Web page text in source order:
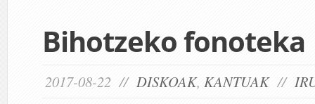
Bihotzeko fonoteka
2017-08-22 // DISKOAK, KANTUAK//